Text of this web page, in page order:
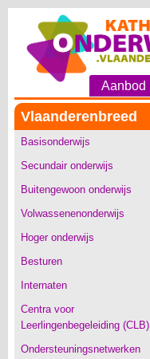
Aanbod
Vlaanderenbreed
Basisonderwijs
Secundair onderwijs
Buitengewoon onderwijs
Volwassenenonderwijs
Hoger onderwijs
Besturen
Internaten
Centra voor
Leerlingenbegeleiding (CLB)
Ondersteuningsnetwerken